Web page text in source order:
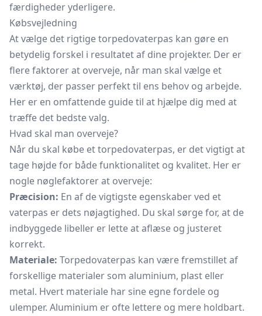
færdigheder yderligere.
Købsvejledning
At vælge det rigtige torpedovaterpas kan gøre en
betydelig forskel i resultatet af dine projekter. Der er
flere faktorer at overveje, når man skal vælge et
værktøj, der passer perfekt til ens behov og arbejde.
Her er en omfattende guide til at hjælpe dig med at
træffe det bedste valg.
Hvad skal man overveje?
Når du skal købe et torpedovaterpas, er det vigtigt at
tage højde for både funktionalitet og kvalitet. Her er
nogle nøglefaktorer at overveje:
Præcision: En af de vigtigste egenskaber ved et
vaterpas er dets nøjagtighed. Du skal sørge for, at de
indbyggede libeller er lette at aflæse og justeret
korrekt.
Materiale: Torpedovaterpas kan være fremstillet af
forskellige materialer som aluminium, plast eller
metal. Hvert materiale har sine egne fordele og
ulemper. Aluminium er ofte lettere og mere holdbart.